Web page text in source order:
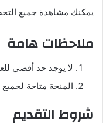
يمكنك مشاهدة جميع
ملاحظات هامة
لا يوجد حد أقصي
المنحة متاحة لجميع
شروط التقديم